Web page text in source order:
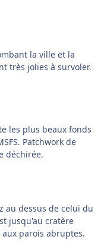
la ville et la
très jolies à survoler.
les plus beaux fonds
Patchwork de
déchirée.
au dessus de celui du
jusqu'au cratère
parois abruptes.